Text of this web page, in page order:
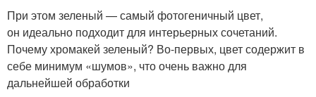
При этом зеленый — самый фотогеничный цвет,
он идеально подходит для интерьерных сочетаний.
Почему хромакей зеленый? Во-первых, цвет содержит в
себе минимум «шумов», что очень важно для
дальнейшей обработки